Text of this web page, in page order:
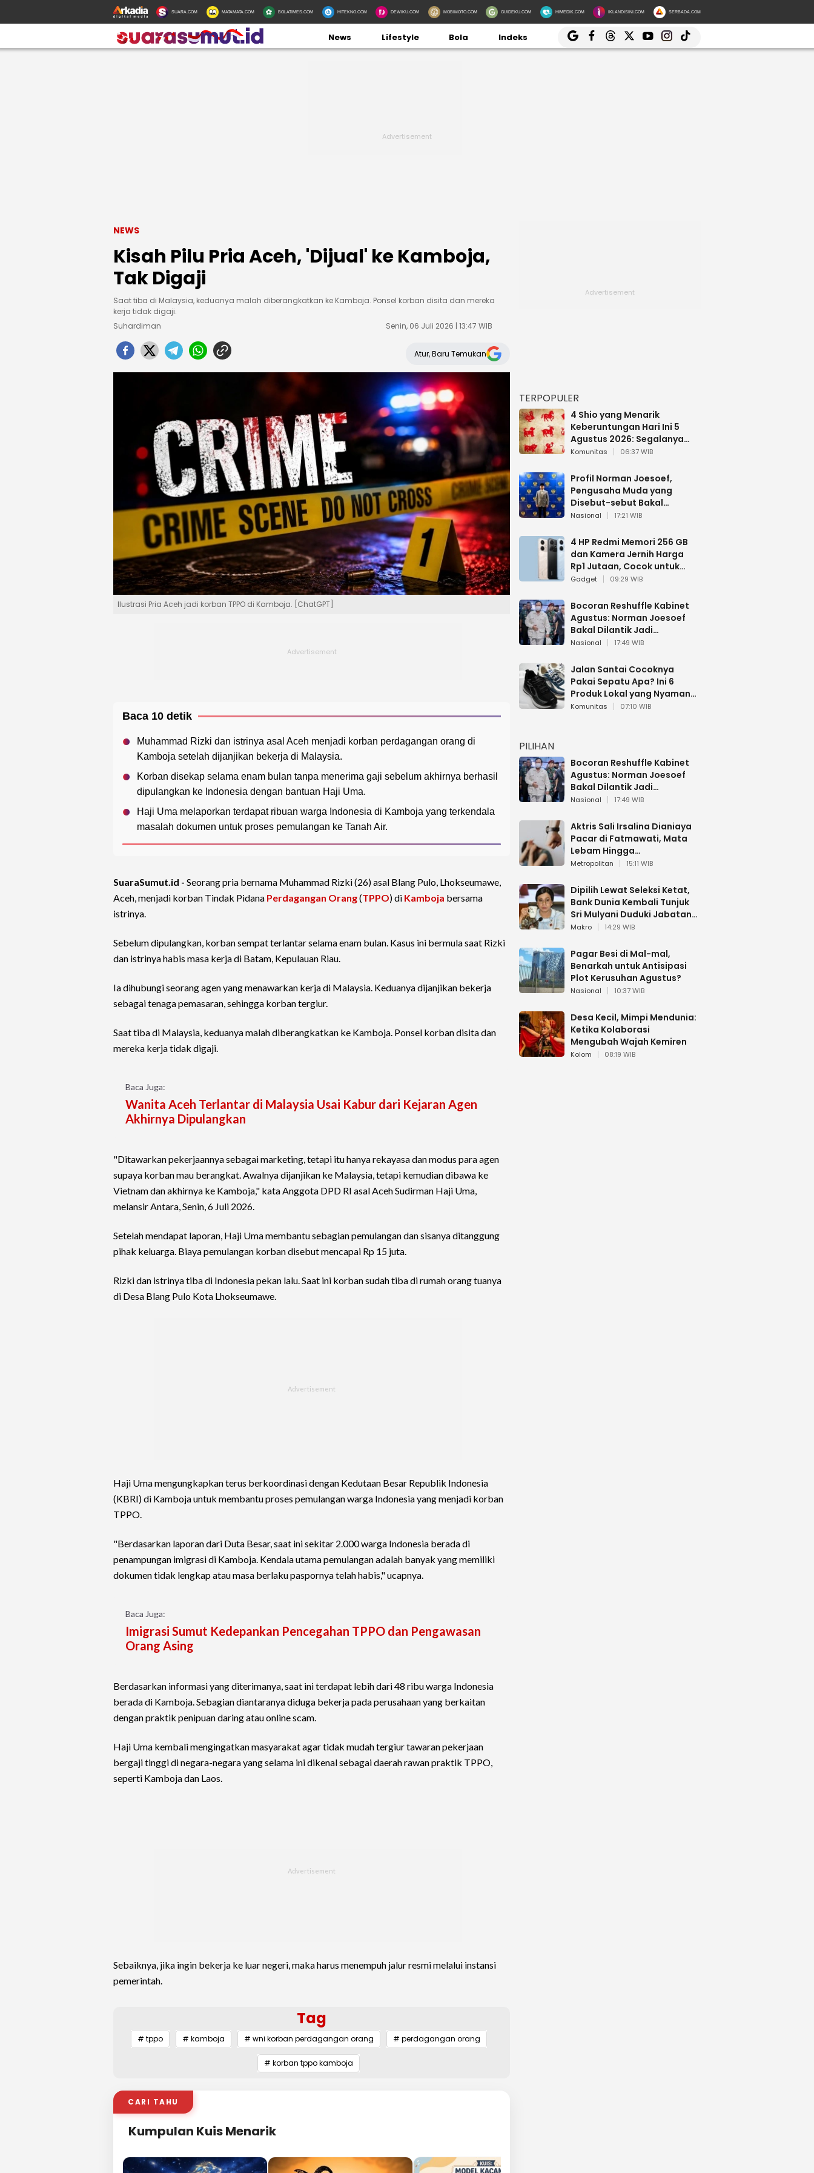
SUARA.COM MATAMATA.COM BOLATIMES.COM HITEKNO.COM DEWIKU.COM MOBIMOTO.COM GUIDEKU.COM HIMEDIK.COM IKLANDISINI.COM SERBADA.COM
News Lifestyle Bola Indeks
NEWS
Kisah Pilu Pria Aceh, 'Dijual' ke Kamboja,
Tak Digaji
Saat tiba di Malaysia, keduanya malah diberangkatkan ke Kamboja. Ponsel korban disita dan mereka
kerja tidak digaji.
Suhardiman
Senin, 06 Juli 2026 | 13:47 WIB
Atur, Baru Temukan
Ilustrasi Pria Aceh jadi korban TPPO di Kamboja. [ChatGPT]
Baca 10 detik
Muhammad Rizki dan istrinya asal Aceh menjadi korban perdagangan orang di
Kamboja setelah dijanjikan bekerja di Malaysia.
Korban disekap selama enam bulan tanpa menerima gaji sebelum akhirnya berhasil
dipulangkan ke Indonesia dengan bantuan Haji Uma.
Haji Uma melaporkan terdapat ribuan warga Indonesia di Kamboja yang terkendala
masalah dokumen untuk proses pemulangan ke Tanah Air.
SuaraSumut.id - Seorang pria bernama Muhammad Rizki (26) asal Blang Pulo, Lhokseumawe,
Aceh, menjadi korban Tindak Pidana Perdagangan Orang(TPPO) di Kamboja bersama
istrinya.
Sebelum dipulangkan, korban sempat terlantar selama enam bulan. Kasus ini bermula saat Rizki
dan istrinya habis masa kerja di Batam, Kepulauan Riau.
Ia dihubungi seorang agen yang menawarkan kerja di Malaysia. Keduanya dijanjikan bekerja
sebagai tenaga pemasaran, sehingga korban tergiur.
Saat tiba di Malaysia, keduanya malah diberangkatkan ke Kamboja. Ponsel korban disita dan
mereka kerja tidak digaji.
Baca Juga:
Wanita Aceh Terlantar di Malaysia Usai Kabur dari Kejaran Agen
Akhirnya Dipulangkan
"Ditawarkan pekerjaannya sebagai marketing, tetapi itu hanya rekayasa dan modus para agen
supaya korban mau berangkat. Awalnya dijanjikan ke Malaysia, tetapi kemudian dibawa ke
Vietnam dan akhirnya ke Kamboja," kata Anggota DPD RI asal Aceh Sudirman Haji Uma,
melansir Antara, Senin, 6 Juli 2026.
Setelah mendapat laporan, Haji Uma membantu sebagian pemulangan dan sisanya ditanggung
pihak keluarga. Biaya pemulangan korban disebut mencapai Rp 15 juta.
Rizki dan istrinya tiba di Indonesia pekan lalu. Saat ini korban sudah tiba di rumah orang tuanya
di Desa Blang Pulo Kota Lhokseumawe.
Haji Uma mengungkapkan terus berkoordinasi dengan Kedutaan Besar Republik Indonesia
(KBRI) di Kamboja untuk membantu proses pemulangan warga Indonesia yang menjadi korban
TPPO.
"Berdasarkan laporan dari Duta Besar, saat ini sekitar 2.000 warga Indonesia berada di
penampungan imigrasi di Kamboja. Kendala utama pemulangan adalah banyak yang memiliki
dokumen tidak lengkap atau masa berlaku paspornya telah habis," ucapnya.
Baca Juga:
Imigrasi Sumut Kedepankan Pencegahan TPPO dan Pengawasan
Orang Asing
Berdasarkan informasi yang diterimanya, saat ini terdapat lebih dari 48 ribu warga Indonesia
berada di Kamboja. Sebagian diantaranya diduga bekerja pada perusahaan yang berkaitan
dengan praktik penipuan daring atau online scam.
Haji Uma kembali mengingatkan masyarakat agar tidak mudah tergiur tawaran pekerjaan
bergaji tinggi di negara-negara yang selama ini dikenal sebagai daerah rawan praktik TPPO,
seperti Kamboja dan Laos.
Sebaiknya, jika ingin bekerja ke luar negeri, maka harus menempuh jalur resmi melalui instansi
pemerintah.
Tag
# tppo # kamboja # wni korban perdagangan orang # perdagangan orang
# korban tppo kamboja
CARI TAHU
Kumpulan Kuis Menarik
TERPOPULER
4 Shio yang Menarik
Keberuntungan Hari Ini 5
Agustus 2026: Segalanya
Berjalan Lancar
Komunitas 06:37 WIB
Profil Norman Joesoef,
Pengusaha Muda yang
Disebut-sebut Bakal
Dilantik Jadi Wamenhan RI
Nasional 17:21 WIB
4 HP Redmi Memori 256 GB
dan Kamera Jernih Harga
Rp1 Jutaan, Cocok untuk
Multitasking
Gadget 09:29 WIB
Bocoran Reshuffle Kabinet
Agustus: Norman Joesoef
Bakal Dilantik Jadi
Wamenhan RI
Nasional 17:49 WIB
Jalan Santai Cocoknya
Pakai Sepatu Apa? Ini 6
Produk Lokal yang Nyaman
Buat 17 Agustusan
Komunitas 07:10 WIB
PILIHAN
Bocoran Reshuffle Kabinet
Agustus: Norman Joesoef
Bakal Dilantik Jadi
Wamenhan RI
Nasional 17:49 WIB
Aktris Sali Irsalina Dianiaya
Pacar di Fatmawati, Mata
Lebam Hingga
Diselamatkan Polantas
Metropolitan 15:11 WIB
Dipilih Lewat Seleksi Ketat,
Bank Dunia Kembali Tunjuk
Sri Mulyani Duduki Jabatan
Strategis
Makro 14:29 WIB
Pagar Besi di Mal-mal,
Benarkah untuk Antisipasi
Plot Kerusuhan Agustus?
Nasional 10:37 WIB
Desa Kecil, Mimpi Mendunia:
Ketika Kolaborasi
Mengubah Wajah Kemiren
Kolom 08:19 WIB